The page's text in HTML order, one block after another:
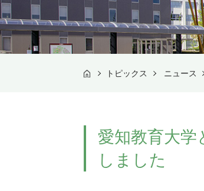
トピックス ニュース
愛知教育大学
しました